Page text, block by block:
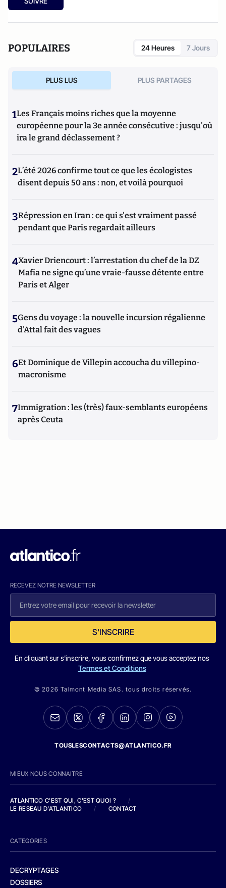
Cherche-midi, en janvier 2017.
POPULAIRES 24 Heures 7 Jours
PLUS LUS PLUS PARTAGES
1Les Français moins riches que la moyenne
européenne pour la 3e année consécutive : jusqu'où
ira le grand déclassement ?
2L’été 2026 confirme tout ce que les écologistes
disent depuis 50 ans : non, et voilà pourquoi
3Répression en Iran : ce qui s'est vraiment passé
pendant que Paris regardait ailleurs
4Xavier Driencourt : l’arrestation du chef de la DZ
Mafia ne signe qu’une vraie-fausse détente entre
Paris et Alger
5Gens du voyage : la nouvelle incursion régalienne
d'Attal fait des vagues
6Et Dominique de Villepin accoucha du villepino-
macronisme
7Immigration : les (très) faux-semblants européens
après Ceuta
RECEVEZ NOTRE NEWSLETTER
S'INSCRIRE
En cliquant sur s'inscrire, vous confirmez que vous acceptez nos
Termes et Conditions
© 2026 Talmont Media SAS. tous droits réservés.
TOUSLESCONTACTS@ATLANTICO.FR
MIEUX NOUS CONNAITRE
ATLANTICO C'EST QUI, C'EST QUOI ?
/
LE RESEAU D'ATLANTICO
/ CONTACT
CATEGORIES
DECRYPTAGES
DOSSIERS